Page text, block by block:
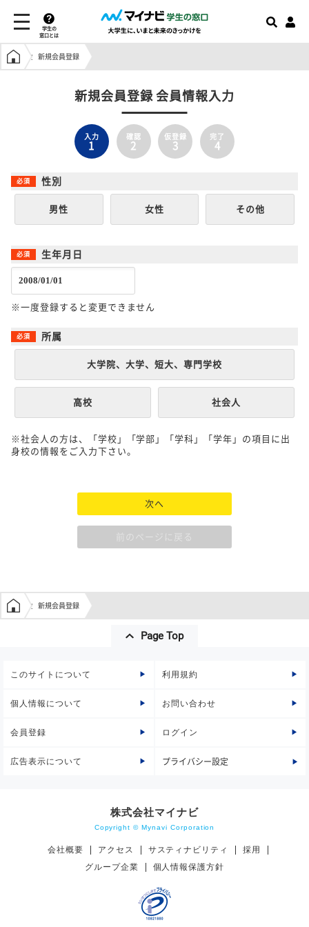
学生の
窓口とは
学生の窓口トップ
新規会員登録
新規会員登録 会員情報入力
入力
1
確認
2
仮登録
3
完了
4
性別
男性 女性 その他
生年月日
※一度登録すると変更できません
所属
大学院、大学、短大、専門学校
高校 社会人
※社会人の方は、「学校」「学部」「学科」「学年」の項目に出
身校の情報をご入力下さい。
次へ
前のページに戻る
学生の窓口トップ
新規会員登録
Page Top
このサイトについて 利用規約
個人情報について お問い合わせ
会員登録 ログイン
広告表示について プライバシー設定
株式会社マイナビ
Copyright © Mynavi Corporation
会社概要 アクセス サスティナビリティ
採用
グループ企業
個人情報保護方針